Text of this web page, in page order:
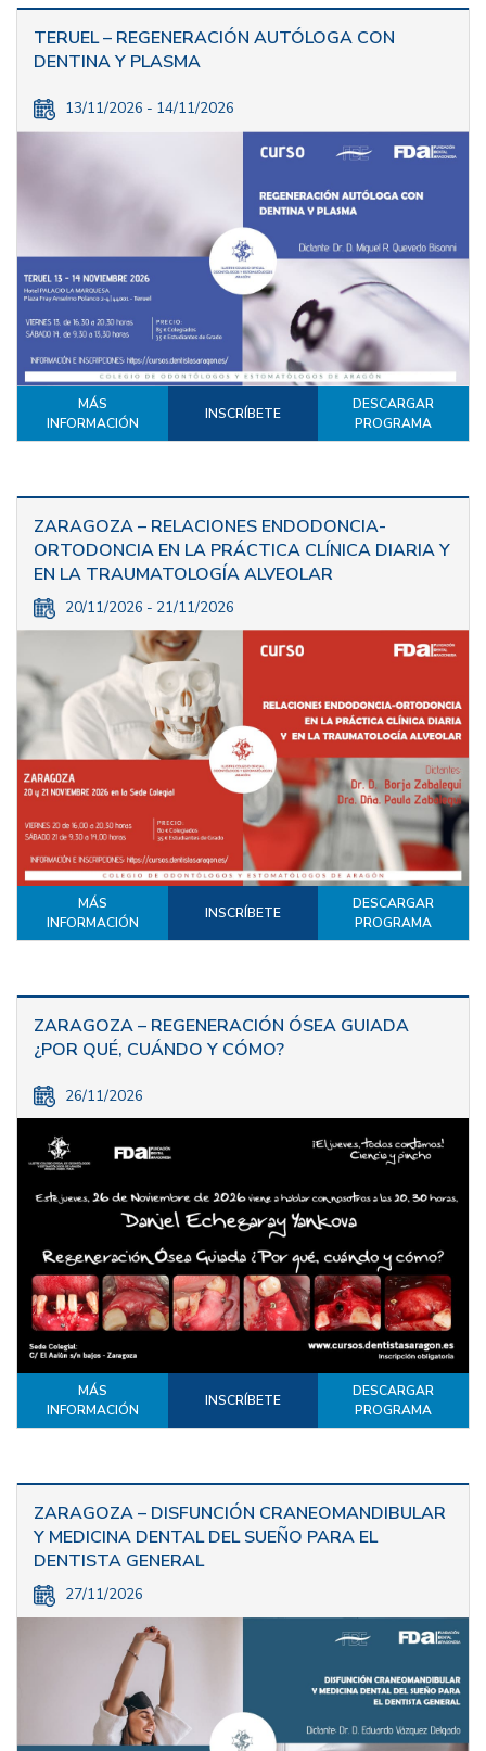
TERUEL – REGENERACIÓN AUTÓLOGA CON
DENTINA Y PLASMA
13/11/2026 - 14/11/2026
MÁS
INFORMACIÓN
INSCRÍBETE
DESCARGAR
PROGRAMA
ZARAGOZA – RELACIONES ENDODONCIA-
ORTODONCIA EN LA PRÁCTICA CLÍNICA DIARIA Y
EN LA TRAUMATOLOGÍA ALVEOLAR
20/11/2026 - 21/11/2026
MÁS
INFORMACIÓN
INSCRÍBETE
DESCARGAR
PROGRAMA
ZARAGOZA – REGENERACIÓN ÓSEA GUIADA
¿POR QUÉ, CUÁNDO Y CÓMO?
26/11/2026
MÁS
INFORMACIÓN
INSCRÍBETE
DESCARGAR
PROGRAMA
ZARAGOZA – DISFUNCIÓN CRANEOMANDIBULAR
Y MEDICINA DENTAL DEL SUEÑO PARA EL
DENTISTA GENERAL
27/11/2026